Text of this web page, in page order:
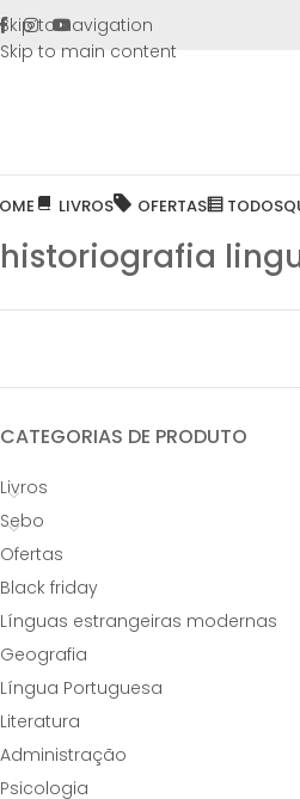
Skip to navigation
Skip to main content
LIVROS OFERTAS TODOS
historiografia
CATEGORIAS DE PRODUTO
Livros
Sebo
Ofertas
Black friday
Línguas estrangeiras modernas
Geografia
Língua Portuguesa
Literatura
Administração
Psicologia